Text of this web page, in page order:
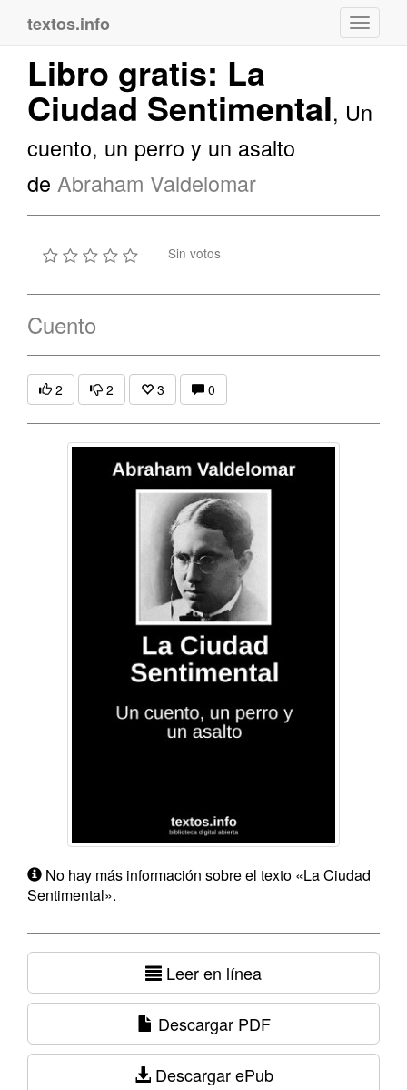
textos.info
Libro gratis: La
Ciudad Sentimental, Un
cuento, un perro y un asalto
de Abraham Valdelomar
Sin votos
Cuento
2 2 3 0
No hay más información sobre el texto «La Ciudad
Sentimental».
Leer en línea
Descargar PDF
Descargar ePub